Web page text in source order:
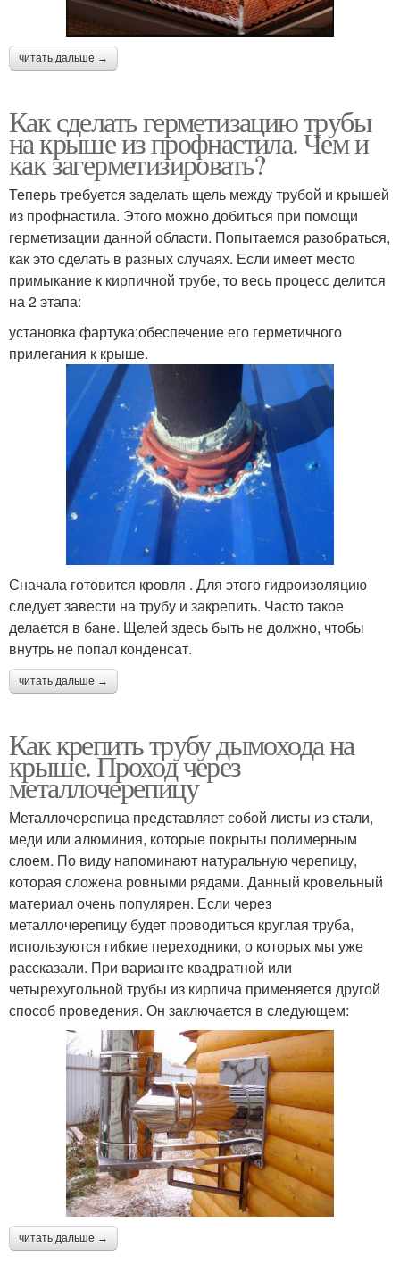
читать дальше →
Как сделать герметизацию трубы
на крыше из профнастила. Чем и
как загерметизировать?
Теперь требуется заделать щель между трубой и крышей
из профнастила. Этого можно добиться при помощи
герметизации данной области. Попытаемся разобраться,
как это сделать в разных случаях. Если имеет место
примыкание к кирпичной трубе, то весь процесс делится
на 2 этапа:
установка фартука;обеспечение его герметичного
прилегания к крыше.
Сначала готовится кровля . Для этого гидроизоляцию
следует завести на трубу и закрепить. Часто такое
делается в бане. Щелей здесь быть не должно, чтобы
внутрь не попал конденсат.
читать дальше →
Как крепить трубу дымохода на
крыше. Проход через
металлочерепицу
Металлочерепица представляет собой листы из стали,
меди или алюминия, которые покрыты полимерным
слоем. По виду напоминают натуральную черепицу,
которая сложена ровными рядами. Данный кровельный
материал очень популярен. Если через
металлочерепицу будет проводиться круглая труба,
используются гибкие переходники, о которых мы уже
рассказали. При варианте квадратной или
четырехугольной трубы из кирпича применяется другой
способ проведения. Он заключается в следующем:
читать дальше →